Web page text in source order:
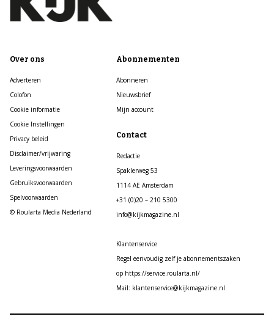
Over ons
Adverteren
Colofon
Cookie informatie
Cookie Instellingen
Privacy beleid
Disclaimer/vrijwaring
Leveringsvoorwaarden
Gebruiksvoorwaarden
Spelvoorwaarden
© Roularta Media Nederland
Abonnementen
Abonneren
Nieuwsbrief
Mijn account
Contact
Redactie
Spaklerweg 53
1114 AE Amsterdam
+31 (0)20 – 210 5300
info@kijkmagazine.nl
Klantenservice
Regel eenvoudig zelf je abonnementszaken
op https://service.roularta.nl/
Mail: klantenservice@kijkmagazine.nl